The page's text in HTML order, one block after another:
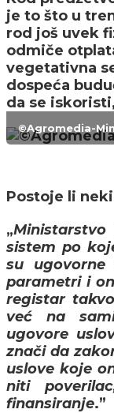
je to što u
rod još uvek
odmiče
vegetativna
dospeća
da se
©Agromedia-
Postoje li
„
sistem po
su ugovorne
parametri i
registar
već na
ugovore
znači da
uslove koje
niti
finansiranje.”